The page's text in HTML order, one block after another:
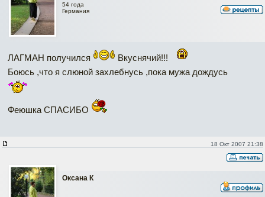
54 года
Германия
ЛАГМАН получился
Вкуснячий!!!
Боюсь ,что я слюной захлебнусь ,пока мужа дождусь
Феюшка СПАСИБО
18 Окт 2007 21:38
Оксана К